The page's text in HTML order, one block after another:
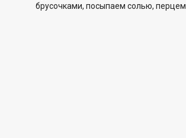
брусочками, посыпаем солью, перцем.